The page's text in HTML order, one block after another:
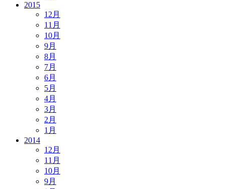
2015
12月
11月
10月
9月
8月
7月
6月
5月
4月
3月
2月
1月
2014
12月
11月
10月
9月